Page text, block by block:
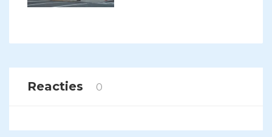
Reacties 0